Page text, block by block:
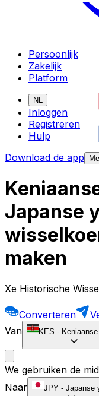
Persoonlijk
Zakelijk
Platform
NL
Inloggen
Registreren
Hulp
Download de app
Japanse
maken
Xe Historische
Converteren
Van
KES -
We gebruiken de
Naar
JPY - Japanse